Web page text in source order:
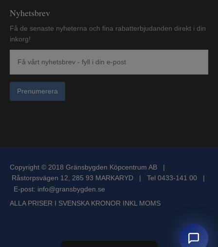
Nyhetsbrev
Få de senaste nyheterna och fina rabatterbjudanden direkt i din
inkorg!
Prenumerera
Copyright © 2018 Gränsbygden Köpcentrum AB |
Råstorpsvägen 12, 285 93 MARKARYD | Tel 0433-141 00 |
E-post: info@gransbygden.se
ALLA PRISER I SVENSKA KRONOR INKL MOMS